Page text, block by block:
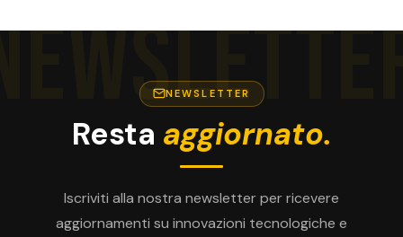
NEWSLETTER
Resta aggiornato.
Iscriviti alla nostra newsletter per ricevere
aggiornamenti su innovazioni tecnologiche e